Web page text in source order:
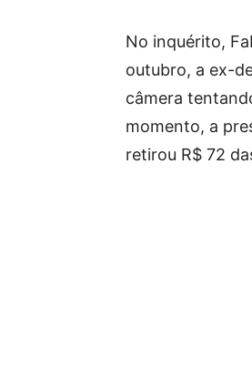
No inquérito,
outubro, a ex-
câmera
momento, a
retirou R$ 72